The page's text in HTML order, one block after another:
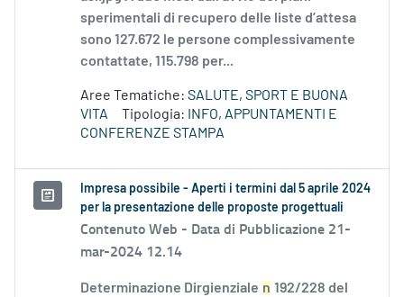
sperimentali di recupero delle liste d’attesa
sono 127.672 le persone complessivamente
contattate, 115.798 per...
Aree Tematiche: SALUTE, SPORT E BUONA
VITA
Tipologia:
INFO, APPUNTAMENTI E
CONFERENZE STAMPA
Impresa possibile - Aperti i termini dal 5 aprile 2024
per la presentazione delle proposte progettuali
Contenuto Web - Data di Pubblicazione 21-
mar-2024 12.14
Determinazione Dirgienziale n 192/228 del